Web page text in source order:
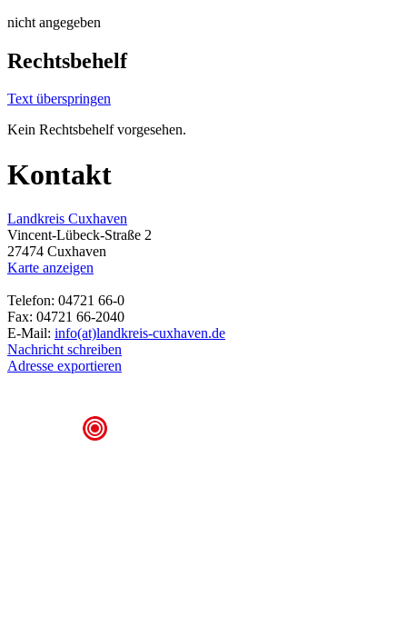
nicht angegeben
Rechtsbehelf
Text überspringen
Kein Rechtsbehelf vorgesehen.
Kontakt
Landkreis Cuxhaven
Vincent-Lübeck-Straße 2
27474 Cuxhaven
Karte anzeigen
Telefon: 04721 66-0
Fax: 04721 66-2040
E-Mail: info(at)landkreis-cuxhaven.de
Nachricht schreiben
Adresse exportieren